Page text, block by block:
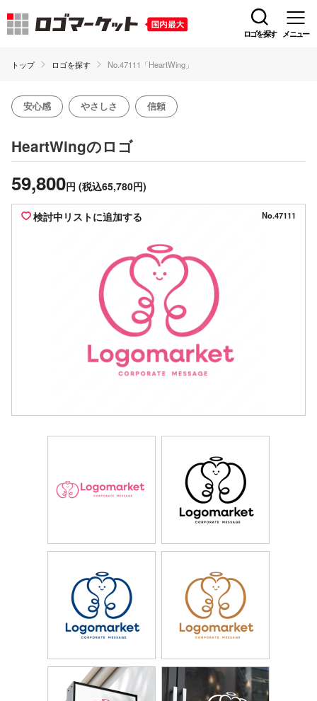
ロゴを探す メニュー
トップ ロゴを探す No.47111「HeartWing」
安心感 やさしさ 信頼
HeartWingのロゴ
59,800円 (税込65,780円)
検討中リストに追加する No.47111